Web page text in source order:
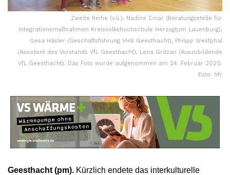
Zweite Reihe (v.li.): Nadine Cinar (Beratungsstelle für
Integrationsmaßnahmen Kreisvolkshochschule Herzogtum Lauenburg),
Gesa Häsler (Geschäftsführung VHS Geesthacht), Philipp Westphal
(Assistent des Vorstands VfL Geesthacht), Lena Gritzan (Auszubildende
VfL Geesthacht). Das Foto wurde aufgenommen am 24. Februar 2020.
Foto: hfr
Geesthacht (pm). Kürzlich endete das interkulturelle